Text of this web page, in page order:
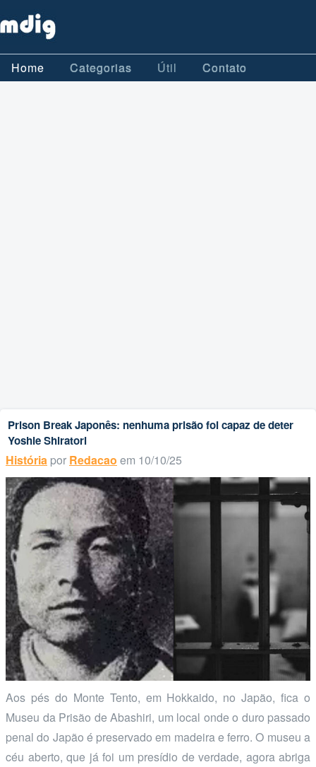
Home Categorias Útil Contato
Prison Break Japonês: nenhuma prisão foi capaz de deter
Yoshie Shiratori
História por Redacao em 10/10/25
Aos pés do Monte Tento, em Hokkaido, no Japão, fica o
Museu da Prisão de Abashiri, um local onde o duro passado
penal do Japão é preservado em madeira e ferro. O museu a
céu aberto, que já foi um presídio de verdade, agora abriga